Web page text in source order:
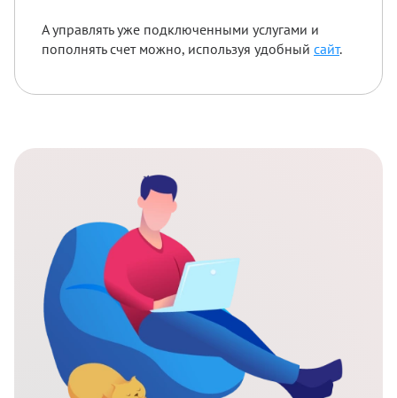
А управлять уже подключенными услугами и
пополнять счет можно, используя удобный сайт.